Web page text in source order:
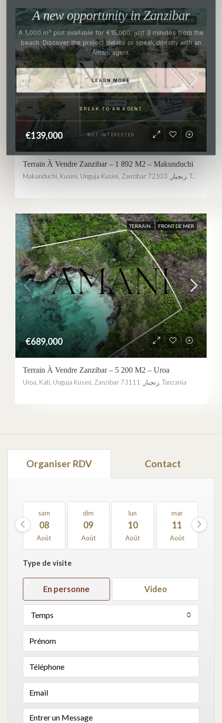
TERRAIN PREMIÈRE LIGNE VUE SUR MER
€139,000
Terrain À Vendre Zanzibar – 1 892 M2 – Makunduchi
Makunduchi, Kusini, Unguja Kusini, Zanzibar زنجبار, 72103, Tanzania
TERRAIN FRONT DE MER
€689,000
Terrain À Vendre Zanzibar – 5 200 M2 – Uroa
Uroa, Kati, Unguja Kusini, Zanzibar زنجبار, 73111, Tanzania
Organiser RDV Contact
sam
08
Août
dim
09
Août
lun
10
Août
mar
11
Août
Type de visite
En personne Video
Temps
A new opportunity in Zanzibar
A 1,000 m² plot available for €15,000, just 3 minutes from the
beach. Discover the project details or speak directly with an
Amani agent.
LEARN MORE
SPEAK TO AN AGENT
NOT INTERESTED